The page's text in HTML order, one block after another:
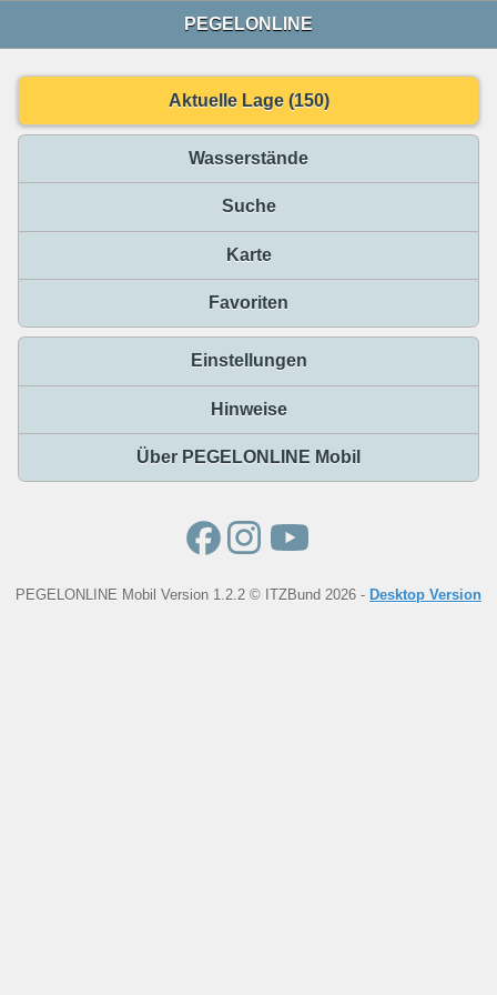
PEGELONLINE
Aktuelle Lage (150)
Wasserstände
Suche
Karte
Favoriten
Einstellungen
Hinweise
Über PEGELONLINE Mobil
PEGELONLINE Mobil Version 1.2.2 © ITZBund 2026 - Desktop Version